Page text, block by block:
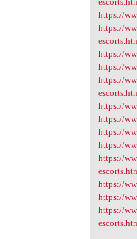
https://
https://
https://
https://
https://
https://
https://
https://
https://
https://
https://
https://
https://